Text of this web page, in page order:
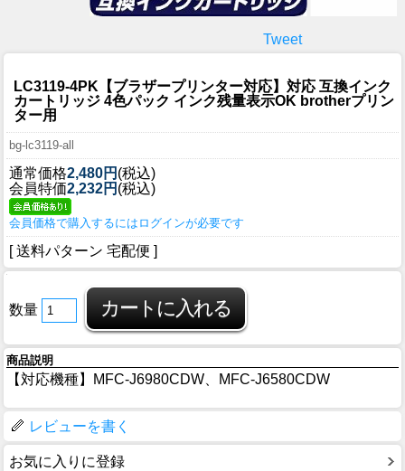
Tweet
LC3119-4PK【ブラザープリンター対応】対応 互換インク
カートリッジ 4色パック インク残量表示OK brotherプリン
ター用
bg-lc3119-all
通常価格2,480円 (税込)
会員特価2,232円 (税込)
会員価格で購入するにはログインが必要です
[ 送料パターン 宅配便 ]
数量
商品説明
【対応機種】MFC-J6980CDW、MFC-J6580CDW
レビューを書く
お気に入りに登録